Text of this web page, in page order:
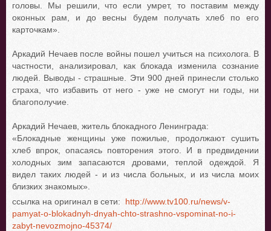
головы. Мы решили, что если умрет, то поставим между
оконных рам, и до весны будем получать хлеб по его
карточкам».
Аркадий Нечаев после войны пошел учиться на психолога. В
частности, анализировал, как блокада изменила сознание
людей. Выводы - страшные. Эти 900 дней принесли столько
страха, что избавить от него - уже не смогут ни годы, ни
благополучие.
Аркадий Нечаев, житель блокадного Ленинграда:
«Блокадные женщины уже пожилые, продолжают сушить
хлеб впрок, опасаясь повторения этого. И в предвидении
холодных зим запасаются дровами, теплой одеждой. Я
видел таких людей - и из числа больных, и из числа моих
близких знакомых».
ссылка на оригинал в сети:
http://www.tv100.ru/news/v-
pamyat-o-blokadnyh-dnyah-chto-strashno-vspominat-no-i-
zabyt-nevozmojno-45374/